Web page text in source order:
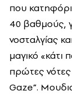
που
40 βαθμούς,
νοσταλγίας
μαγικό «κάτι
πρώτες νότες
Gaze”.